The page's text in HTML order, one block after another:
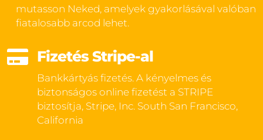
mutasson Neked, amelyek gyakorlásával valóban
fiatalosabb arcod lehet.
 Fizetés Stripe-al
Bankkártyás fizetés. A kényelmes és
biztonságos online fizetést a STRIPE
biztosítja, Stripe, Inc. South San Francisco,
California